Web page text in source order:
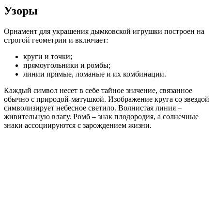
Узоры
Орнамент для украшения дымковской игрушки построен на
строгой геометрии и включает:
круги и точки;
прямоугольники и ромбы;
линии прямые, ломаные и их комбинации.
Каждый символ несет в себе тайное значение, связанное
обычно с природой-матушкой. Изображение круга со звездой
символизирует небесное светило. Волнистая линия –
живительную влагу. Ромб – знак плодородия, а солнечные
знаки ассоциируются с зарождением жизни.